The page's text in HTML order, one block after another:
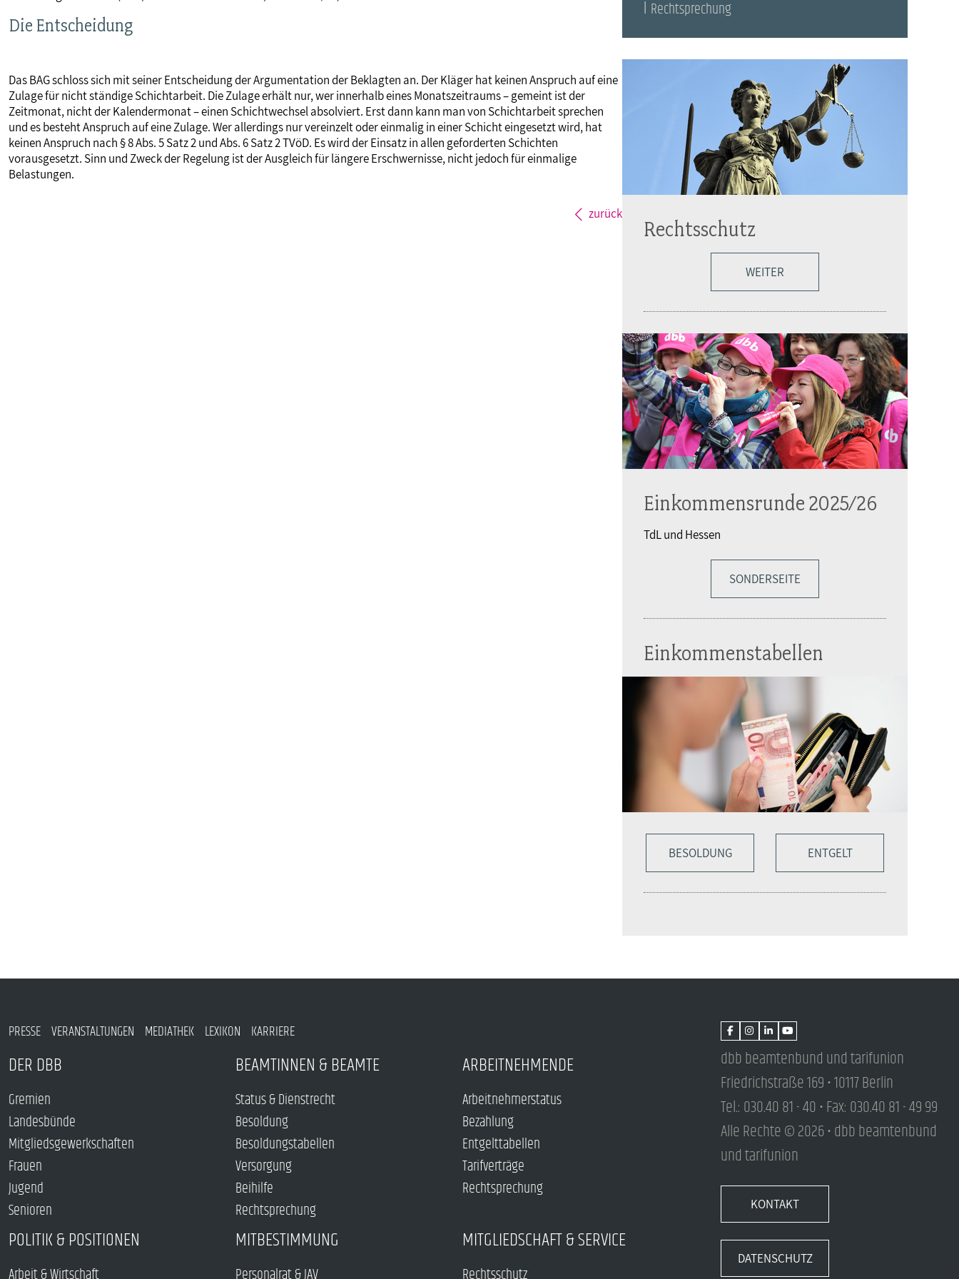
Jugend
Senioren
Beihilfe
Rechtsprechung
Rechtsprechung
Europa
MITBESTIMMUNG
MITGLIEDSCHAFT & SERVICE
Verlag
Die Entscheidung
Das BAG schloss sich mit seiner Entscheidung der Argumentation der Beklagten an. Der Kläger hat keinen Anspruch auf eine
Zulage für nicht ständige Schichtarbeit. Die Zulage erhält nur, wer innerhalb eines Monatszeitraums – gemeint ist der
Zeitmonat, nicht der Kalendermonat – einen Schichtwechsel absolviert. Erst dann kann man von Schichtarbeit sprechen
und es besteht Anspruch auf eine Zulage. Wer allerdings nur vereinzelt oder einmalig in einer Schicht eingesetzt wird, hat
keinen Anspruch nach § 8 Abs. 5 Satz 2 und Abs. 6 Satz 2 TVöD. Es wird der Einsatz in allen geforderten Schichten
vorausgesetzt. Sinn und Zweck der Regelung ist der Ausgleich für längere Erschwernisse, nicht jedoch für einmalige
Belastungen.
zurück
Rechtsprechung
Rechtsschutz
WEITER
Einkommensrunde 2025/26
TdL und Hessen
SONDERSEITE
Einkommenstabellen
BESOLDUNG ENTGELT
PRESSE VERANSTALTUNGEN MEDIATHEK LEXIKON KARRIERE
DER DBB
Gremien
Landesbünde
Mitgliedsgewerkschaften
Frauen
Jugend
Senioren
BEAMTINNEN & BEAMTE
Status & Dienstrecht
Besoldung
Besoldungstabellen
Versorgung
Beihilfe
Rechtsprechung
ARBEITNEHMENDE
Arbeitnehmerstatus
Bezahlung
Entgelttabellen
Tarifverträge
Rechtsprechung
POLITIK & POSITIONEN MITBESTIMMUNG MITGLIEDSCHAFT & SERVICE
dbb beamtenbund und tarifunion
Friedrichstraße 169 • 10117 Berlin
Tel.: 030.40 81 - 40 • Fax: 030.40 81 - 49 99
Alle Rechte © 2026 • dbb beamtenbund
und tarifunion
KONTAKT
DATENSCHUTZ